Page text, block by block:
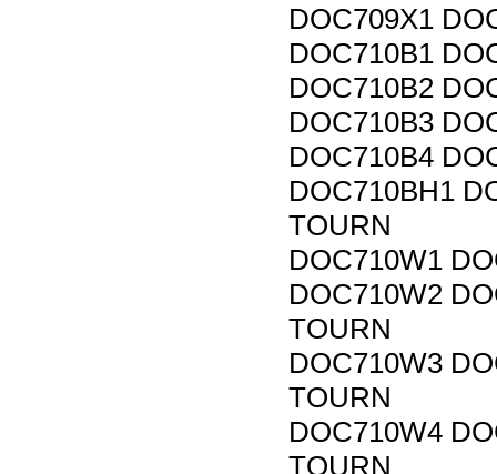
DOC709X1
DOC710B1
DOC710B2
DOC710B3
DOC710B4
DOC710BH1
TOURN
DOC710W1
DOC710W2
TOURN
DOC710W3
TOURN
DOC710W4
TOURN